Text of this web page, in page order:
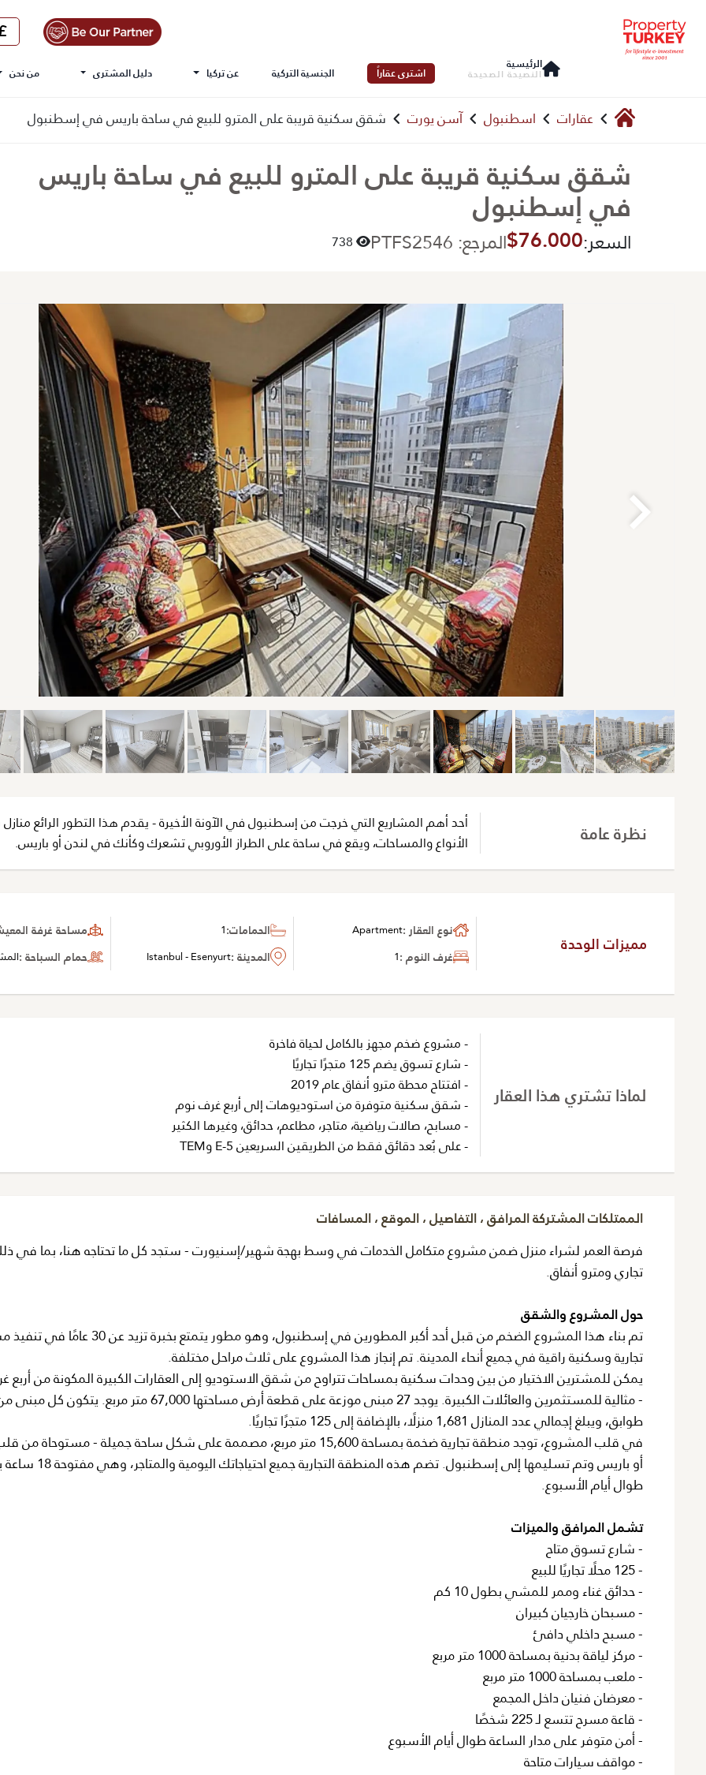
الرئيسية
النصيحة الصحيحة اشترى عقاراً الجنسية التركية عن تركيا دليل المشترى من نحن
عقارات اسطنبول آسن يورت شقق سكنية قريبة على المترو للبيع في ساحة باريس في إسطنبول
شقق سكنية قريبة على المترو للبيع في ساحة باريس
في إسطنبول
السعر:$76.000المرجع: PTFS2546
نظرة عامة
أحد أهم المشاريع التي خرجت من إسطنبول في الآونة الأخيرة - يقدم هذا التطور الرائع
الأنواع والمساحات، ويقع في ساحة على الطراز الأوروبي تشعرك وكأنك في لندن أو باريس.
مميزات الوحدة
نوع العقار :Apartment
غرف النوم :1
الحمامات:1
المدينة :Istanbul - Esenyurt
مساحة غرفة
حمام السباحة :
لماذا تشتري هذا العقار
- مشروع ضخم مجهز بالكامل لحياة فاخرة
- شارع تسوق يضم 125 متجرًا تجاريًا
- افتتاح محطة مترو أنفاق عام 2019
- شقق سكنية متوفرة من استوديوهات إلى أربع غرف نوم
- مسابح، صالات رياضية، متاجر، مطاعم، حدائق، وغيرها الكثير
- على بُعد دقائق فقط من الطريقين السريعين E-5 وTEM
الممتلكات المشتركة المرافق ، التفاصيل ، الموقع ، المسافات
فرصة العمر لشراء منزل ضمن مشروع متكامل الخدمات في وسط بهجة شهير/إسنيورت - ستجد كل ما تحتاجه هنا، بما في
تجاري ومترو أنفاق.
حول المشروع والشقق
تم بناء هذا المشروع الضخم من قبل أحد أكبر المطورين في إسطنبول، وهو مطور يتمتع
تجارية وسكنية راقية في جميع أنحاء المدينة. تم إنجاز هذا المشروع على ثلاث مراحل مختلفة.
يمكن للمشترين الاختيار من بين وحدات سكنية بمساحات تتراوح من شقق الاستوديو إلى العقارات الكبيرة المكونة من أربع
- مثالية للمستثمرين والعائلات الكبيرة. يوجد 27 مبنى موزعة على قطعة أرض مساحتها 67,000 متر
طوابق، ويبلغ إجمالي عدد المنازل 1,681 منزلًا، بالإضافة إلى 125 متجرًا تجاريًا.
في قلب المشروع، توجد منطقة تجارية ضخمة بمساحة 15,600 متر مربع، مصممة على شكل ساحة جميلة -
أو باريس وتم تسليمها إلى إسطنبول. تضم هذه المنطقة التجارية
طوال أيام الأسبوع.
تشمل المرافق والميزات
- شارع تسوق متاح
- 125 محلًا تجاريًا للبيع
- حدائق غناء وممر للمشي بطول 10 كم
- مسبحان خارجيان كبيران
- مسبح داخلي دافئ
- مركز لياقة بدنية بمساحة 1000 متر مربع
- ملعب بمساحة 1000 متر مربع
- معرضان فنيان داخل المجمع
- قاعة مسرح تتسع لـ 225 شخصًا
- أمن متوفر على مدار الساعة طوال أيام الأسبوع
- مواقف سيارات متاحة